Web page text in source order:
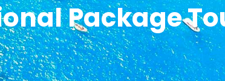
Package